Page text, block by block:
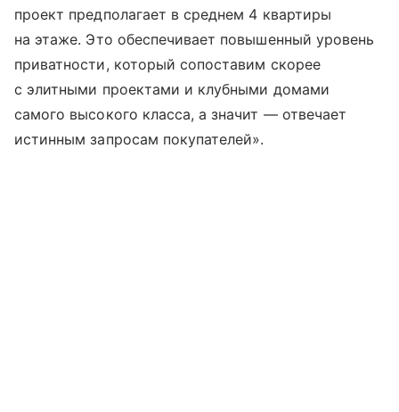
проект предполагает в среднем 4 квартиры
на этаже. Это обеспечивает повышенный уровень
приватности, который сопоставим скорее
с элитными проектами и клубными домами
самого высокого класса, а значит — отвечает
истинным запросам покупателей».